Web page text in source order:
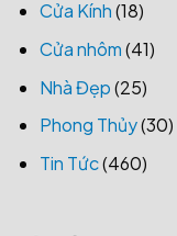
Cửa Kính(18)
Cửa nhôm(41)
Nhà Đẹp(25)
Phong Thủy(30)
Tin Tức(460)